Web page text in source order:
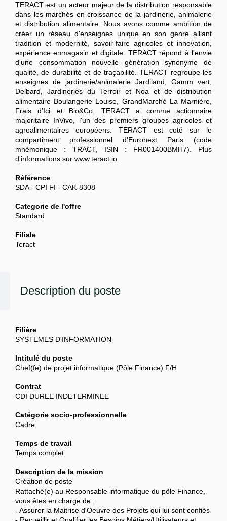
Description du poste
Filière
SYSTEMES D'INFORMATION
Intitulé du poste
Chef(fe) de projet informatique (Pôle Finance) F/H
Contrat
CDI DUREE INDETERMINEE
Catégorie socio-professionnelle
Cadre
Temps de travail
Temps complet
Description de la mission
Création de poste
Rattaché(e) au Responsable informatique du pôle Finance,
vous êtes en charge de :
- Assurer la Maitrise d'Oeuvre des Projets qui lui sont confiés
TERACT est un acteur majeur de la distribution responsable
dans les marchés en croissance de la jardinerie, animalerie
et distribution alimentaire. Nous avons comme ambition de
créer un réseau d'enseignes unique en son genre alliant
tradition et modernité, savoir-faire agricoles et innovation,
expérience enmagasin et digitale. TERACT répond à l'envie
d'une consommation nouvelle génération synonyme de
qualité, de durabilité et de traçabilité. TERACT regroupe les
enseignes de jardinerie/animalerie Jardiland, Gamm vert,
Delbard, Jardineries du Terroir et Noa et de distribution
alimentaire Boulangerie Louise, GrandMarché La Marnière,
Frais d'Ici et Bio&Co. TERACT a comme actionnaire
majoritaire InVivo, l'un des premiers groupes agricoles et
agroalimentaires européens. TERACT est coté sur le
compartiment professionnel d'Euronext Paris (code
mnémonique : TRACT, ISIN : FR001400BMH7). Plus
d'informations sur www.teract.io.
Référence
SDA - CPI FI - CAK-8308
Categorie de l'offre
Standard
Filiale
Teract